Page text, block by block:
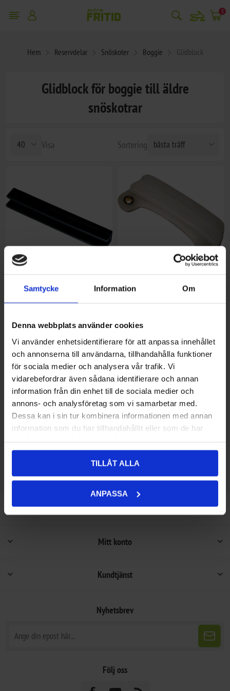
Samtycke Information Om
Denna webbplats använder cookies
Vi använder enhetsidentifierare för att anpassa innehållet
och annonserna till användarna, tillhandahålla funktioner
för sociala medier och analysera vår trafik. Vi
vidarebefordrar även sådana identifierare och annan
information från din enhet till de sociala medier och
annons- och analysföretag som vi samarbetar med.
Dessa kan i sin tur kombinera informationen med annan
information som du har tillhandahållit eller som de har
TILLÅT ALLA
ANPASSA
snowmobile 0
Hem Reservdelar Snöskoter Boggie Glidblock
Filtrera efter pris
Attribut
Kategorier
Tillverkare
Populära taggar
Glidblock för boggie till äldre
snöskotrar
Sortering
Visa
Glidblock Ski-Doo
135,00 kr Glidblock, Yamaha
95,00 kr
Information
Mitt konto
Kundtjänst
Nyhetsbrev
Följ oss